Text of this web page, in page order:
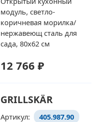
модуль, светло-
коричневая морилка/
нержавеющ сталь для
сада, 80x62 см
12 766 ₽
GRILLSKÄR
Артикул:
405.987.90